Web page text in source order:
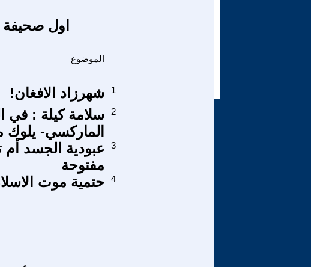
اول صحيفة
الموضوع
شهرزاد الافغان! 1
سلامة كيلة : في
الماركسي- يلوك
2
عبودية الجسد أم
مفتوحة
3
حتمية موت 4